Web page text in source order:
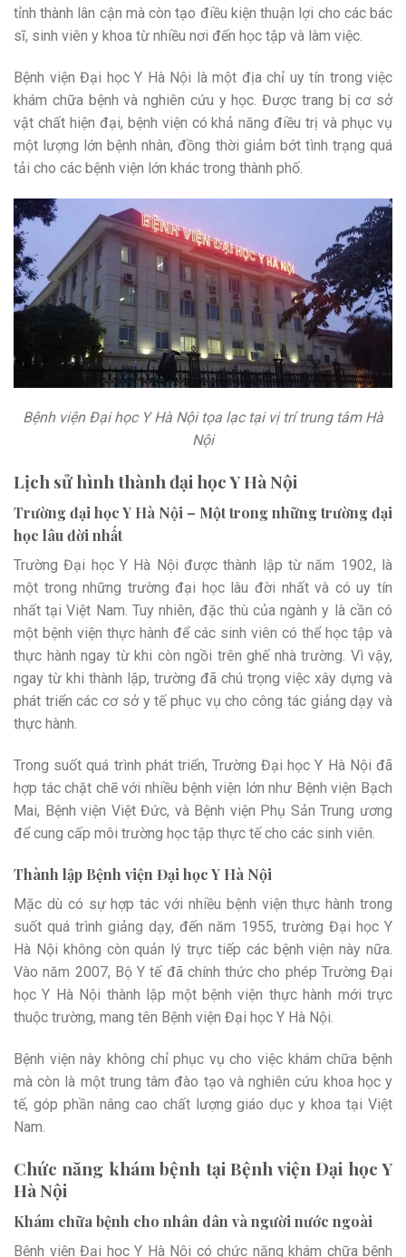
tỉnh thành lân cận mà còn tạo điều kiện thuận lợi cho các bác
sĩ, sinh viên y khoa từ nhiều nơi đến học tập và làm việc.
Bệnh viện Đại học Y Hà Nội là một địa chỉ uy tín trong việc
khám chữa bệnh và nghiên cứu y học. Được trang bị cơ sở
vật chất hiện đại, bệnh viện có khả năng điều trị và phục vụ
một lượng lớn bệnh nhân, đồng thời giảm bớt tình trạng quá
tải cho các bệnh viện lớn khác trong thành phố.
Bệnh viện Đại học Y Hà Nội tọa lạc tại vị trí trung tâm Hà
Nội
Lịch sử hình thành đại học Y Hà Nội
Trường đại học Y Hà Nội – Một trong những trường đại
học lâu đời nhất
Trường Đại học Y Hà Nội được thành lập từ năm 1902, là
một trong những trường đại học lâu đời nhất và có uy tín
nhất tại Việt Nam. Tuy nhiên, đặc thù của ngành y là cần có
một bệnh viện thực hành để các sinh viên có thể học tập và
thực hành ngay từ khi còn ngồi trên ghế nhà trường. Vì vậy,
ngay từ khi thành lập, trường đã chú trọng việc xây dựng và
phát triển các cơ sở y tế phục vụ cho công tác giảng dạy và
thực hành.
Trong suốt quá trình phát triển, Trường Đại học Y Hà Nội đã
hợp tác chặt chẽ với nhiều bệnh viện lớn như Bệnh viện Bạch
Mai, Bệnh viện Việt Đức, và Bệnh viện Phụ Sản Trung ương
để cung cấp môi trường học tập thực tế cho các sinh viên.
Thành lập Bệnh viện Đại học Y Hà Nội
Mặc dù có sự hợp tác với nhiều bệnh viện thực hành trong
suốt quá trình giảng dạy, đến năm 1955, trường Đại học Y
Hà Nội không còn quản lý trực tiếp các bệnh viện này nữa.
Vào năm 2007, Bộ Y tế đã chính thức cho phép Trường Đại
học Y Hà Nội thành lập một bệnh viện thực hành mới trực
thuộc trường, mang tên Bệnh viện Đại học Y Hà Nội.
Bệnh viện này không chỉ phục vụ cho việc khám chữa bệnh
mà còn là một trung tâm đào tạo và nghiên cứu khoa học y
tế, góp phần nâng cao chất lượng giáo dục y khoa tại Việt
Nam.
Chức năng khám bệnh tại Bệnh viện Đại học Y
Hà Nội
Khám chữa bệnh cho nhân dân và người nước ngoài
Bệnh viện Đại học Y Hà Nội có chức năng khám chữa bệnh